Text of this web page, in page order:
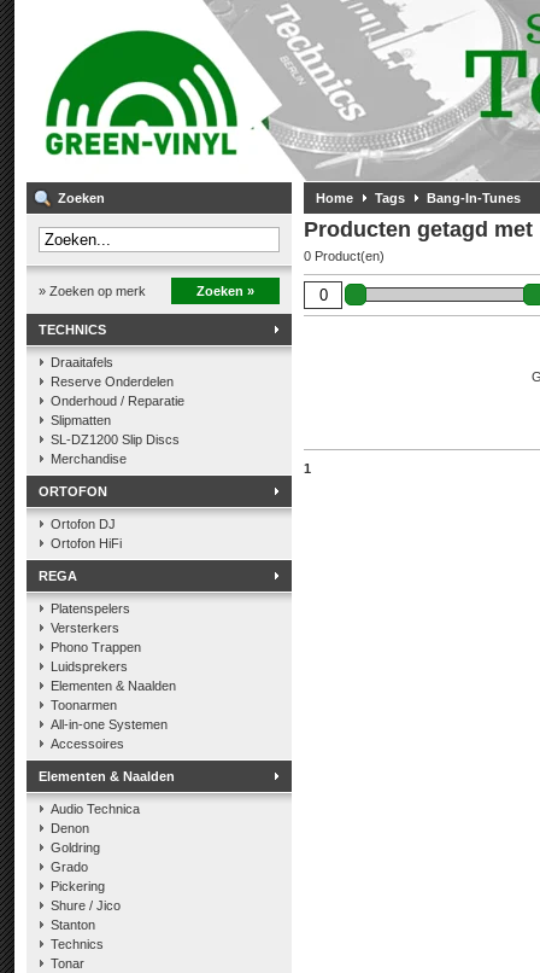
Zoeken
» Zoeken op merk Zoeken »
TECHNICS
Draaitafels
Reserve Onderdelen
Onderhoud / Reparatie
Slipmatten
SL-DZ1200 Slip Discs
Merchandise
ORTOFON
Ortofon DJ
Ortofon HiFi
REGA
Platenspelers
Versterkers
Phono Trappen
Luidsprekers
Elementen & Naalden
Toonarmen
All-in-one Systemen
Accessoires
Elementen & Naalden
Audio Technica
Denon
Goldring
Grado
Pickering
Shure / Jico
Stanton
Technics
Tonar
Home Tags Bang-In-Tunes
Producten getagd met
0 Product(en)
1